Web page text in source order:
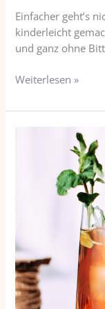
Einfacher geht’s
kinderleicht
und ganz ohne
Weiterlesen »